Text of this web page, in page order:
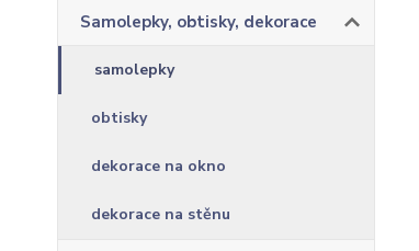
Samolepky, obtisky, dekorace
samolepky
obtisky
dekorace na okno
dekorace na stěnu